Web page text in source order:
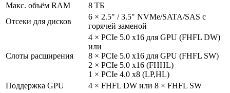
Макс. объём RAM
8 ТБ
Отсеки для дисков
6 × 2.5" / 3.5" NVMe/SATA/SAS с
горячей заменой
Слоты расширения
4 × PCIe 5.0 x16 для GPU (FHFL DW)
или
8 × PCIe 5.0 x16 для GPU (FHFL SW)
2 × PCIe 5.0 x16 (FHHL)
1 × PCIe 4.0 x8 (LP,HL)
Поддержка GPU
4 × FHFL DW или 8 × FHFL SW